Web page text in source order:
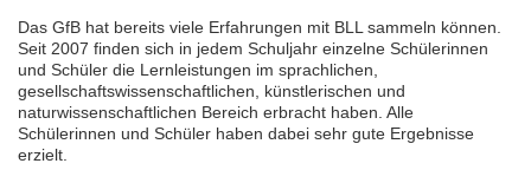
Das GfB hat bereits viele Erfahrungen mit BLL sammeln können.
Seit 2007 finden sich in jedem Schuljahr einzelne Schülerinnen
und Schüler die Lernleistungen im sprachlichen,
gesellschaftswissenschaftlichen, künstlerischen und
naturwissenschaftlichen Bereich erbracht haben. Alle
Schülerinnen und Schüler haben dabei sehr gute Ergebnisse
erzielt.